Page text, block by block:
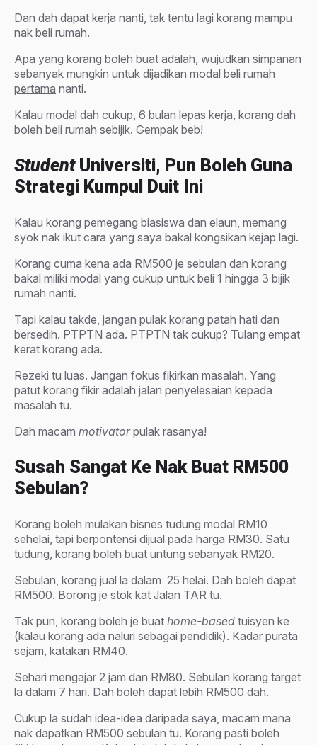
Dan dah dapat kerja nanti, tak tentu lagi korang mampu
nak beli rumah.
Apa yang korang boleh buat adalah, wujudkan simpanan
sebanyak mungkin untuk dijadikan modal beli rumah
pertama nanti.
Kalau modal dah cukup, 6 bulan lepas kerja, korang dah
boleh beli rumah sebijik. Gempak beb!
Student Universiti, Pun Boleh Guna
Strategi Kumpul Duit Ini
Kalau korang pemegang biasiswa dan elaun, memang
syok nak ikut cara yang saya bakal kongsikan kejap lagi.
Korang cuma kena ada RM500 je sebulan dan korang
bakal miliki modal yang cukup untuk beli 1 hingga 3 bijik
rumah nanti.
Tapi kalau takde, jangan pulak korang patah hati dan
bersedih. PTPTN ada. PTPTN tak cukup? Tulang empat
kerat korang ada.
Rezeki tu luas. Jangan fokus fikirkan masalah. Yang
patut korang fikir adalah jalan penyelesaian kepada
masalah tu.
Dah macam motivatorpulak rasanya!
Susah Sangat Ke Nak Buat RM500
Sebulan?
Korang boleh mulakan bisnes tudung modal RM10
sehelai, tapi berpontensi dijual pada harga RM30. Satu
tudung, korang boleh buat untung sebanyak RM20.
Sebulan, korang jual la dalam 25 helai. Dah boleh dapat
RM500. Borong je stok kat Jalan TAR tu.
Tak pun, korang boleh je buat home-based tuisyen ke
(kalau korang ada naluri sebagai pendidik). Kadar purata
sejam, katakan RM40.
Sehari mengajar 2 jam dan RM80. Sebulan korang target
la dalam 7 hari. Dah boleh dapat lebih RM500 dah.
Cukup la sudah idea-idea daripada saya, macam mana
nak dapatkan RM500 sebulan tu. Korang pasti boleh